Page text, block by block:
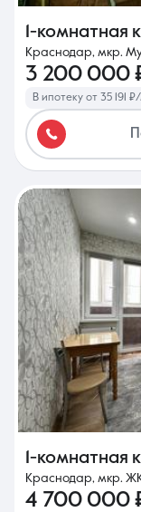
1-комнатная
Краснодар, мкр.
3 200 000
В ипотеку от 35 191
1-комнатная
Краснодар, мкр.
4 700 000